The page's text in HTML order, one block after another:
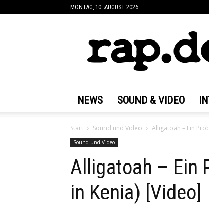
MONTAG, 10. AUGUST 2026
NEWS SOUND & VIDEO
Start Sound und Video Alligatoah – Ein
Sound und Video
Alligatoah – Ein
in Kenia) [Video]